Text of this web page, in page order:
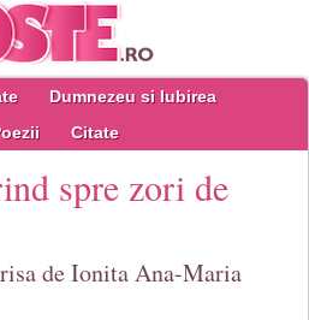
Dumnezeu si Iubirea
Citate
spre zori de
de Ionita Ana-Maria